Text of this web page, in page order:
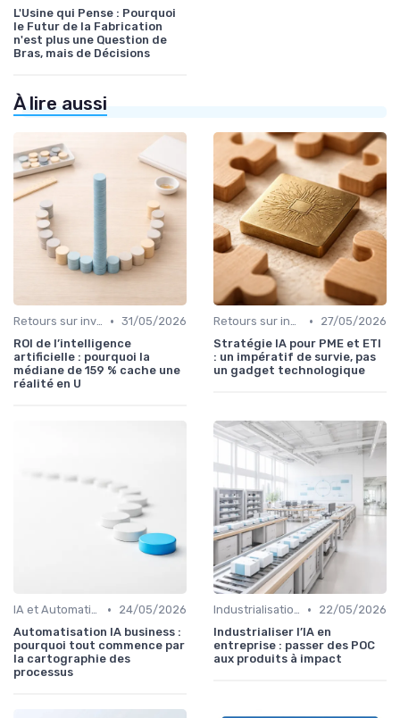
L'Usine qui Pense : Pourquoi
le Futur de la Fabrication
n'est plus une Question de
Bras, mais de Décisions
À lire aussi
Retours sur investissement de l'IA • 31/05/2026
ROI de l’intelligence
artificielle : pourquoi la
médiane de 159 % cache une
réalité en U
Retours sur investissement de l'IA •
27/05/2026
Stratégie IA pour PME et ETI
: un impératif de survie, pas
un gadget technologique
IA et Automatisation des processus •
24/05/2026
Automatisation IA business :
pourquoi tout commence par
la cartographie des
processus
Industrialisation des process par IA •
22/05/2026
Industrialiser l’IA en
entreprise : passer des POC
aux produits à impact